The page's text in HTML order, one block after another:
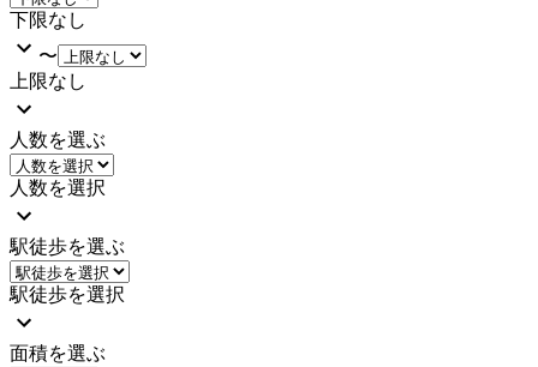
下限なし
〜
上限なし
人数を選ぶ
人数を選択
駅徒歩を選ぶ
駅徒歩を選択
面積を選ぶ